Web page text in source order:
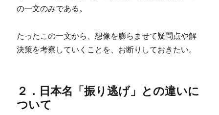
の一文のみである。
たったこの一文から、想像を膨らませて疑問点や解
決策を考察していくことを、お断りしておきたい。
２．日本名「振り逃げ」との違いに
ついて